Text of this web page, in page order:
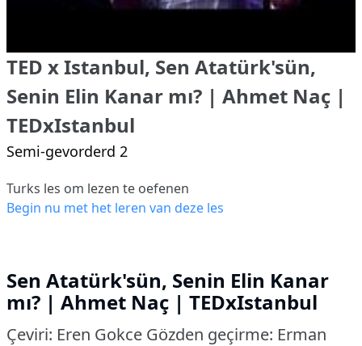
TED x Istanbul, Sen Atatürk'sün,
Senin Elin Kanar mı? | Ahmet Naç |
TEDxIstanbul
Semi-gevorderd 2
Turks les om lezen te oefenen
Begin nu met het leren van deze les
Sen Atatürk'sün, Senin Elin Kanar
mı? | Ahmet Naç | TEDxIstanbul
Çeviri: Eren Gokce Gözden geçirme: Erman